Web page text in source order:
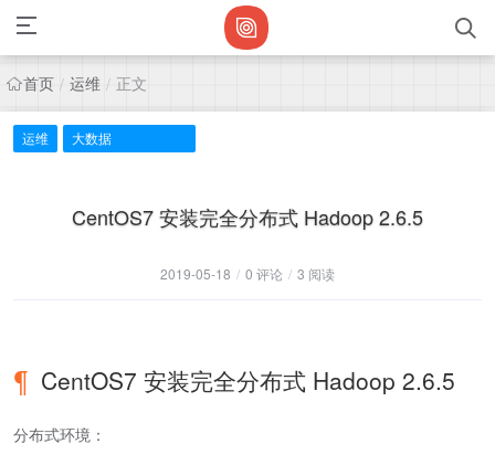
首页 / 运维 / 正文
运维 大数据
CentOS7 安装完全分布式 Hadoop 2.6.5
2019-05-18 / 0 评论 / 3 阅读
CentOS7 安装完全分布式 Hadoop 2.6.5
分布式环境：